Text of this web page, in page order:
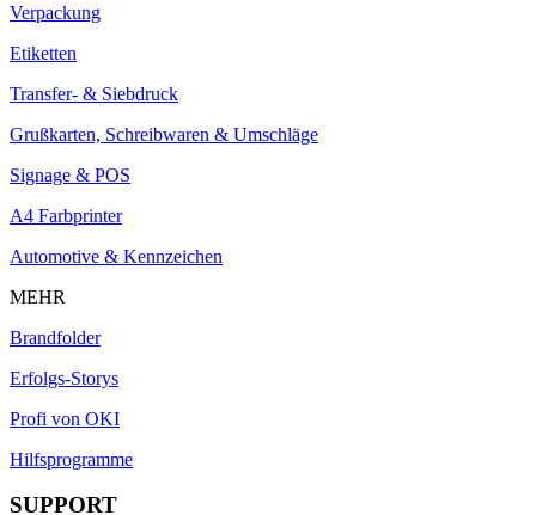
Verpackung
Etiketten
Transfer- & Siebdruck
Grußkarten, Schreibwaren & Umschläge
Signage & POS
A4 Farbprinter
Automotive & Kennzeichen
MEHR
Brandfolder
Erfolgs-Storys
Profi von OKI
Hilfsprogramme
SUPPORT